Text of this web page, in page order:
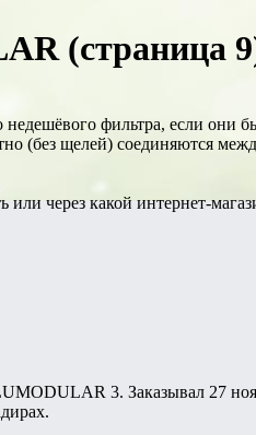
(страница
фильтра, если они
(без щелей) соединяются
через какой интернет-
3. Заказывал 27